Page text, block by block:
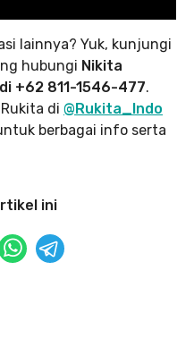
lainnya? Yuk, kunjungi
hubungi Nikita
+62 811-1546-477.
di @Rukita_Indo
berbagai info serta
ini